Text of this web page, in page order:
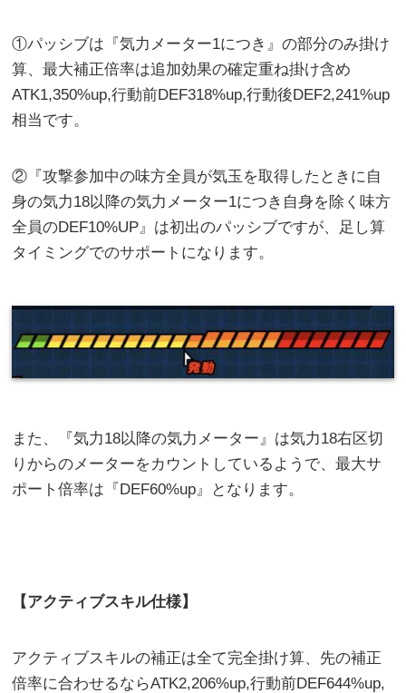
①パッシブは『気力メーター1につき』の部分のみ掛け
算、最大補正倍率は追加効果の確定重ね掛け含め
ATK1,350%up,行動前DEF318%up,行動後DEF2,241%up
相当です。
②『攻撃参加中の味方全員が気玉を取得したときに自
身の気力18以降の気力メーター1につき自身を除く味方
全員のDEF10%UP』は初出のパッシブですが、足し算
タイミングでのサポートになります。
また、『気力18以降の気力メーター』は気力18右区切
りからのメーターをカウントしているようで、最大サ
ポート倍率は『DEF60%up』となります。
【アクティブスキル仕様】
アクティブスキルの補正は全て完全掛け算、先の補正
倍率に合わせるならATK2,206%up,行動前DEF644%up,